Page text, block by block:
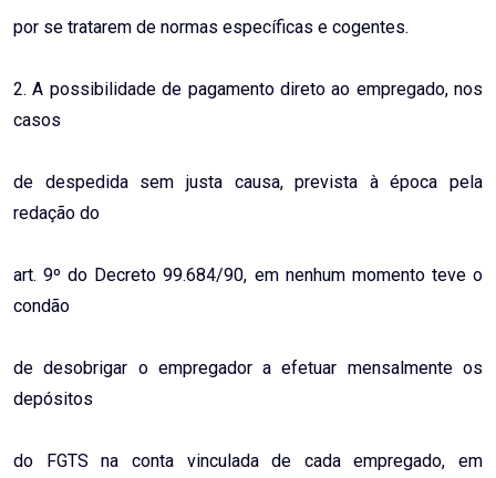
por se tratarem de normas específicas e cogentes.
2. A possibilidade de pagamento direto ao empregado, nos
casos
de despedida sem justa causa, prevista à época pela
redação do
art. 9º do Decreto 99.684/90, em nenhum momento teve o
condão
de desobrigar o empregador a efetuar mensalmente os
depósitos
do FGTS na conta vinculada de cada empregado, em